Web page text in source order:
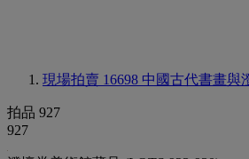
現場拍賣 16698 中國古代書畫與
拍品 927
927